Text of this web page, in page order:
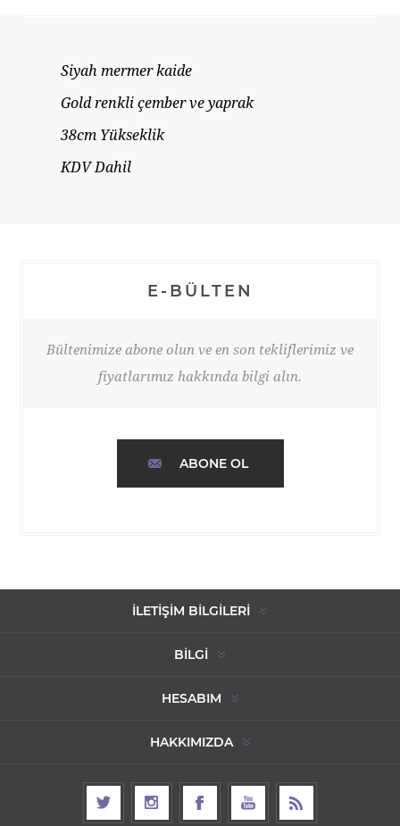
Siyah mermer kaide
Gold renkli çember ve yaprak
38cm Yükseklik
KDV Dahil
E-BÜLTEN
Bültenimize abone olun ve en son tekliflerimiz ve
fiyatlarımız hakkında bilgi alın.
ABONE OL
İLETIŞIM BILGILERI
BILGI
HESABIM
HAKKIMIZDA